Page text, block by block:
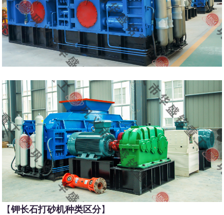
【钾长石打砂机种类区分】